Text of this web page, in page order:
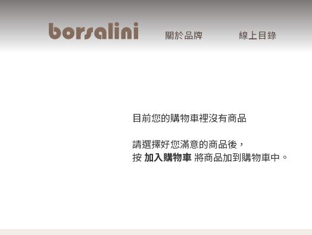
關於品牌 線上目錄
目前您的購物車裡沒有商品
請選擇好您滿意的商品後，
按 加入購物車 將商品加到購物車中。